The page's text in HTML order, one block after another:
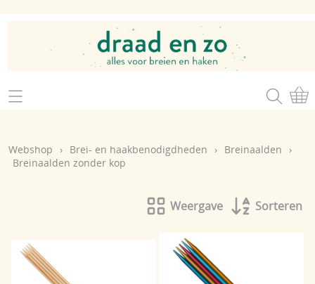
Home
Brei- en haakgaren
Cadeaubon
Workshops
Mijn account
Atelier op zondag
Webshop › Brei- en haakbenodigdheden › Breinaalden
›
Breinaalden zonder kop
Weergave Sorteren